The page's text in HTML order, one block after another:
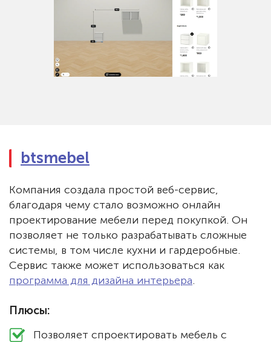
btsmebel
Компания создала простой веб-сервис,
благодаря чему стало возможно онлайн
проектирование мебели перед покупкой. Он
позволяет не только разрабатывать сложные
системы, в том числе кухни и гардеробные.
Сервис также может использоваться как
программа для дизайна интерьера.
Плюсы:
Позволяет спроектировать мебель с